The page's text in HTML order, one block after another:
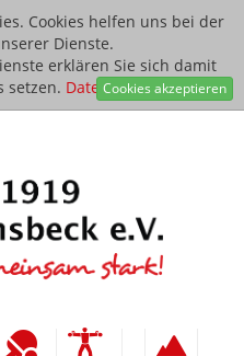
Cookies helfen uns bei der
Dienste.
erklären Sie sich damit
setzen. Datenschutzerklärung
Cookies akzeptieren